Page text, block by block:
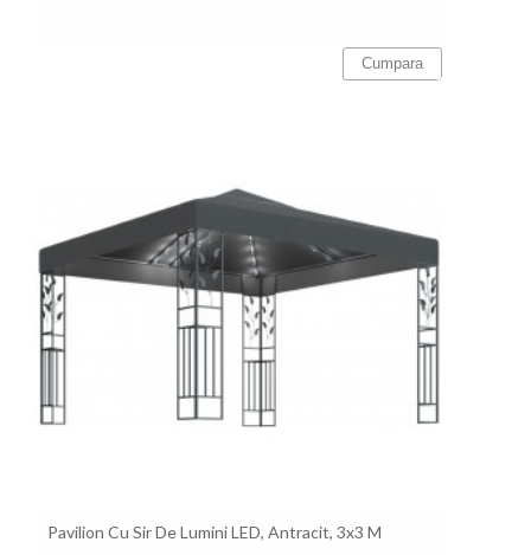
Cumpara
Pavilion Cu Sir De Lumini LED, Antracit, 3x3 M